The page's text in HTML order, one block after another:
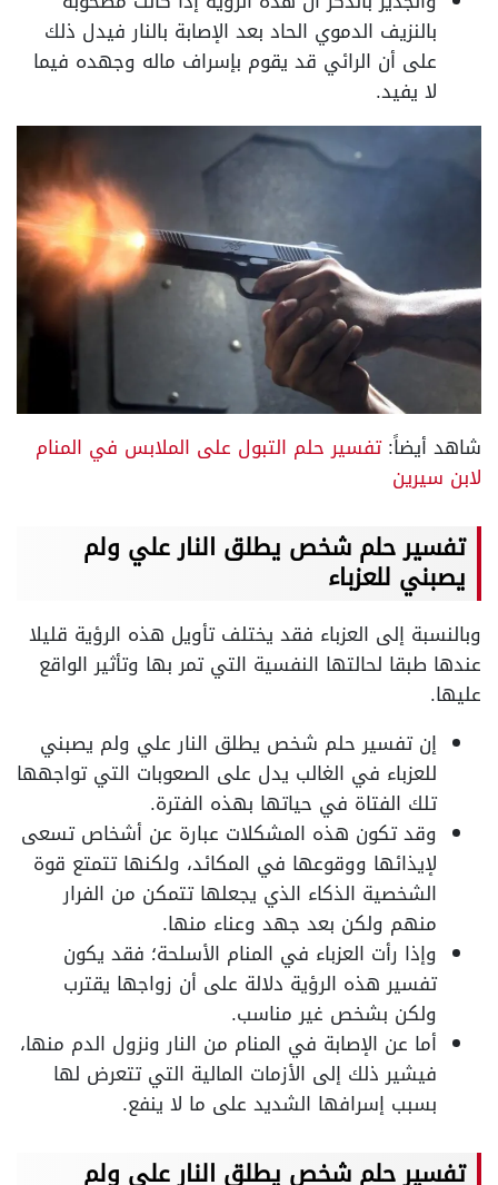
بالنزيف الدموي الحاد بعد الإصابة بالنار فيدل ذلك
على أن الرائي قد يقوم بإسراف ماله وجهده فيما
لا يفيد.
شاهد أيضاً:تفسير حلم التبول على الملابس في المنام
لابن سيرين
تفسير حلم شخص يطلق النار علي ولم
يصبني للعزباء
وبالنسبة إلى العزباء فقد يختلف تأويل هذه الرؤية قليلا
عندها طبقا لحالتها النفسية التي تمر بها وتأثير الواقع
عليها.
إن تفسير حلم شخص يطلق النار علي ولم يصبني
للعزباء في الغالب يدل على الصعوبات التي تواجهها
تلك الفتاة في حياتها بهذه الفترة.
وقد تكون هذه المشكلات عبارة عن أشخاص تسعى
لإيذائها ووقوعها في المكائد، ولكنها تتمتع قوة
الشخصية الذكاء الذي يجعلها تتمكن من الفرار
منهم ولكن بعد جهد وعناء منها.
وإذا رأت العزباء في المنام الأسلحة؛ فقد يكون
تفسير هذه الرؤية دلالة على أن زواجها يقترب
ولكن بشخص غير مناسب.
أما عن الإصابة في المنام من النار ونزول الدم منها،
فيشير ذلك إلى الأزمات المالية التي تتعرض لها
بسبب إسرافها الشديد على ما لا ينفع.
تفسير حلم شخص يطلق النار علي ولم